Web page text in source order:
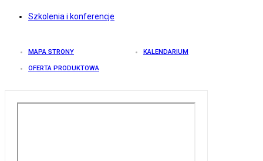
Szkolenia i konferencje
MAPA STRONY KALENDARIUM
OFERTA PRODUKTOWA